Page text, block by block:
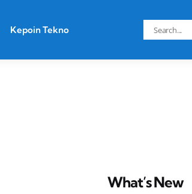
Kepoin Tekno
Search
for:
What’s New